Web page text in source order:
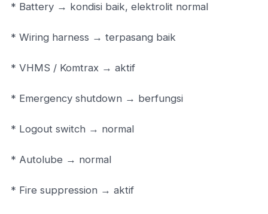
* Battery → kondisi baik, elektrolit normal
* Wiring harness → terpasang baik
* VHMS / Komtrax → aktif
* Emergency shutdown → berfungsi
* Logout switch → normal
* Autolube → normal
* Fire suppression → aktif